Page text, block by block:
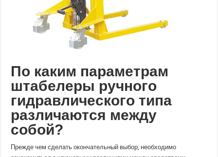
По каким параметрам
штабелеры ручного
гидравлического типа
различаются между
собой?
Прежде чем сделать окончательный выбор, необходимо